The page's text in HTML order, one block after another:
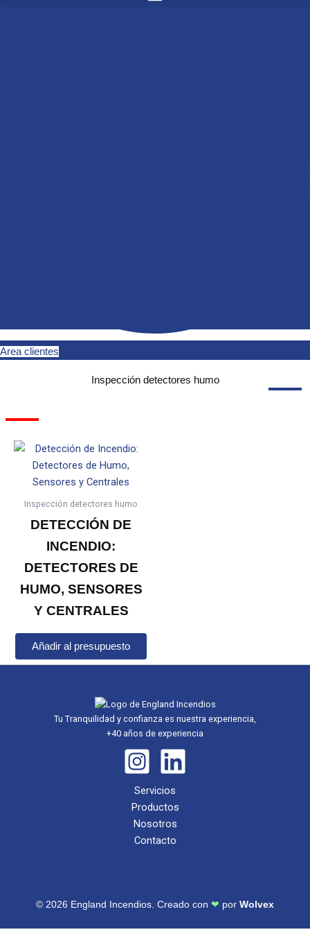
Area clientes
Inspección detectores humo
Inspección detectores humo
DETECCIÓN DE
INCENDIO:
DETECTORES DE
HUMO, SENSORES
Y CENTRALES
Añadir al presupuesto
Tu Tranquilidad y confianza es nuestra experiencia,
+40 años de experiencia
Servicios
Productos
Nosotros
Contacto
© 2026 England Incendios. Creado con ❤ por Wolvex